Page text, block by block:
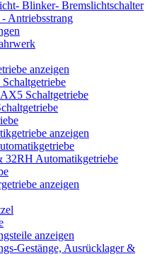
Blinker- Bremslichtschalter
Antriebsstrang
anzeigen
Schaltgetriebe
anzeigen
32RH Automatikgetriebe
anzeigen
anzeigen
Gestänge, Ausrücklager &